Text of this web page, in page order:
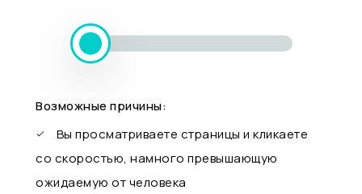
Возможные причины:
Вы просматриваете страницы и кликаете
со скоростью, намного превышающую
ожидаемую от человека